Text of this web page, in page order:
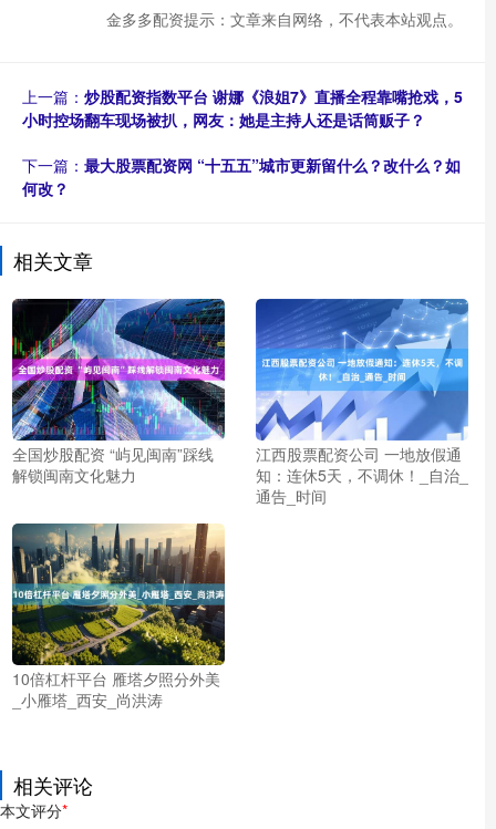
金多多配资提示：文章来自网络，不代表本站观点。
上一篇： 炒股配资指数平台 谢娜《浪姐7》直播全程靠嘴抢戏，5
小时控场翻车现场被扒，网友：她是主持人还是话筒贩子？
下一篇： 最大股票配资网 “十五五”城市更新留什么？改什么？如
何改？
相关文章
全国炒股配资 “屿见闽南”踩线
解锁闽南文化魅力
江西股票配资公司 一地放假通
知：连休5天，不调休！_自治_
通告_时间
10倍杠杆平台 雁塔夕照分外美
_小雁塔_西安_尚洪涛
相关评论
本文评分*